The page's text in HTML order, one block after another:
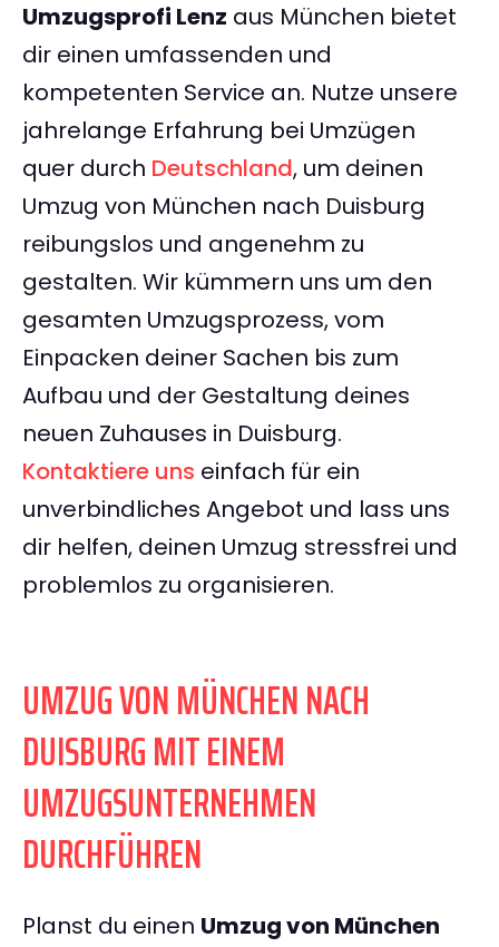
Umzugsprofi Lenz aus München bietet
dir einen umfassenden und
kompetenten Service an. Nutze unsere
jahrelange Erfahrung bei Umzügen
quer durch Deutschland, um deinen
Umzug von München nach Duisburg
reibungslos und angenehm zu
gestalten. Wir kümmern uns um den
gesamten Umzugsprozess, vom
Einpacken deiner Sachen bis zum
Aufbau und der Gestaltung deines
neuen Zuhauses in Duisburg.
Kontaktiere uns einfach für ein
unverbindliches Angebot und lass uns
dir helfen, deinen Umzug stressfrei und
problemlos zu organisieren.
UMZUG VON MÜNCHEN NACH
DUISBURG MIT EINEM
UMZUGSUNTERNEHMEN
DURCHFÜHREN
Planst du einen Umzug von München